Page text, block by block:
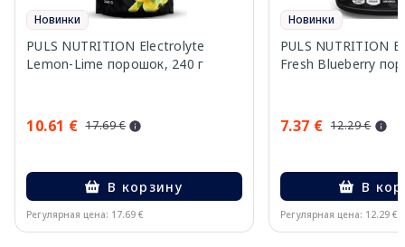
Новинки
PULS NUTRITION Electrolyte
Lemon-Lime порошок, 240 г
10.61 € 17.69 €
В корзину
Регулярная цена: 17.69 €
Новинки
PULS NUTRITION
Fresh Blueberry
7.37 € 12.29 €
В
Регулярная цена: 12.29 €